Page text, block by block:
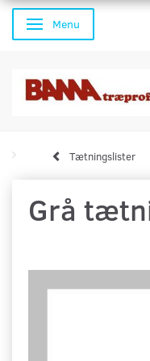
Skifte navigation
Menu
Tætningslister
Grå